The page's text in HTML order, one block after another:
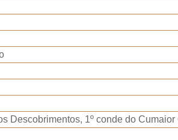
Descobrimentos, 1º conde do Cumaior